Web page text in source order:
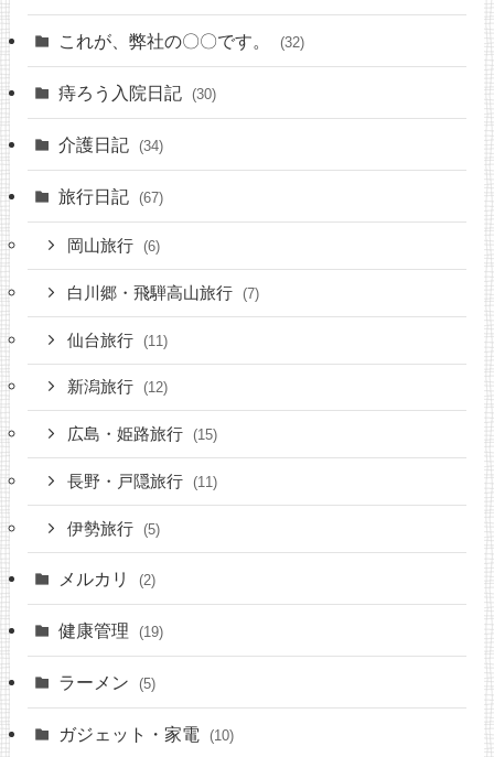
これが、弊社の〇〇です。 (32)
痔ろう入院日記 (30)
介護日記 (34)
旅行日記 (67)
岡山旅行 (6)
白川郷・飛騨高山旅行 (7)
仙台旅行 (11)
新潟旅行 (12)
広島・姫路旅行 (15)
長野・戸隠旅行 (11)
伊勢旅行 (5)
メルカリ (2)
健康管理 (19)
ラーメン (5)
ガジェット・家電 (10)